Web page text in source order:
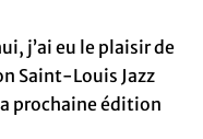
j’ai eu le plaisir de
Saint-Louis Jazz
prochaine édition